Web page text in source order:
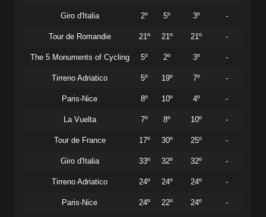
Giro d'Italia 2º 5º 3º -
Tour de Romandie 21º 21º 21º -
The 5 Monuments of Cycling 5º 2º 3º -
Tirreno Adriatico 5º 19º 7º -
Paris-Nice 8º 10º 4º -
La Vuelta 7º 8º 10º -
Tour de France 17º 30º 25º -
Giro d'Italia 33º 32º 32º -
Tirreno Adriatico 24º 24º 24º -
Paris-Nice 24º 22º 24º -